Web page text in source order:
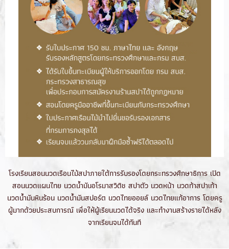
โรงเรียนสอนนวดเรือนไม้สปาภายใต้การรับรองโดยกระทรวงศึกษาธิการ เปิด
สอนนวดแผนไทย นวดน้ำมันอโรมาสวิติช สปาตัว นวดหน้า นวดท้าสปาเท้า
นวดน้ำมันหินร้อน นวดน้ำมันสปอร์ต นวดไทยออยล์ นวดไทยแก้อาการ โดยครู
ผู้มากด้วยประสบการณ์ เพื่อให้ผู้เรียนนวดได้จริง และทำงานสร้างรายได้หลัง
จากเรียนจนได้ทันที